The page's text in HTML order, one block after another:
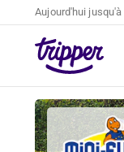
Aujourd'hui jusqu'à